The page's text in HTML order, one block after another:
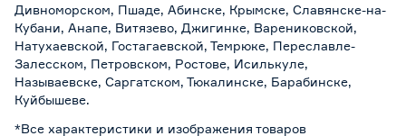
Дивноморском, Пшаде, Абинске, Крымске, Славянске-на-
Кубани, Анапе, Витязево, Джигинке, Варениковской,
Натухаевской, Гостагаевской, Темрюке, Переславле-
Залесском, Петровском, Ростове, Исилькуле,
Называевске, Саргатском, Тюкалинске, Барабинске,
Куйбышеве.
*Все характеристики и изображения товаров